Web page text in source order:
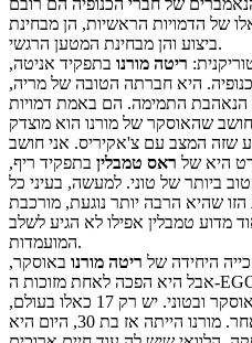
של חברי הכנופיה הם רובם
של הדמויות הראשיות, הן מבחינת
ביצוע והן מבחינת המטען הרגשי.
ריטה מורנו בתפקיד אניטה,
היא חברתה הטובה של מריה,
הנאהבת התמימה. הם באמת דמויות
שהאוסקר של מורנו הוא מוצדק
שזה המצב עם צ'אקיריס. אני חושב
היא של ראס טמבלין בתפקיד ריף,
ביותר של טוני. למעשה, בעיני כל
שהיא הרבה יותר נוגעת, מורכבת
מדוע טמבלין אפילו לא הגיע לשלב
המועמדות.
היחידה של ריטה מורנו באוסקר,
אבל היא הפכה לאחת מזוכות ה-EGOT היחידות, כלומר מישהי
שהצליחה לזכות באמי, בגראמי, באוסקר ובטוני. יש רק 17 כאלו בעולם,
אם כי חלקם כבר הלכו לעולם אחר. מורנו הייתה אז בת 30, היום היא